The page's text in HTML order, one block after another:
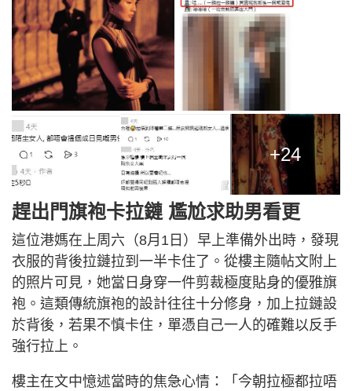
+24
趕出門旗袍卡拉鏈 尷尬求助男看更
這位港媽在上周六（8月1日）早上準備外出時，發現
衣服的背後拉鏈拉到一半卡住了。從樓主隨帖文附上
的照片可見，她當日身穿一件剪裁極度貼身的優雅旗
袍。這類傳統旗袍的設計往往十分修身，加上拉鏈設
於背後，若果不慎卡住，單憑自己一人的確難以反手
強行拉上。
樓主在文中憶述當時的焦急心情：「今朝拉極都拉唔